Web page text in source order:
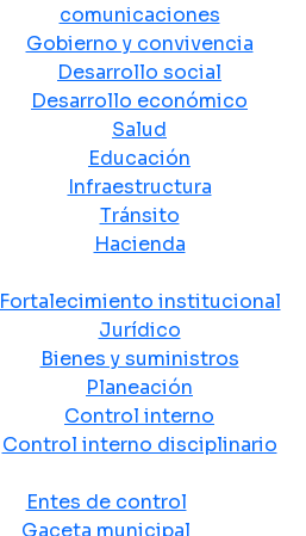
comunicaciones
Gobierno y convivencia
Desarrollo social
Desarrollo económico
Salud
Educación
Infraestructura
Tránsito
Hacienda
Fortalecimiento institucional
Jurídico
Bienes y suministros
Planeación
Control interno
Control interno disciplinario
Entes de control
Gaceta municipal